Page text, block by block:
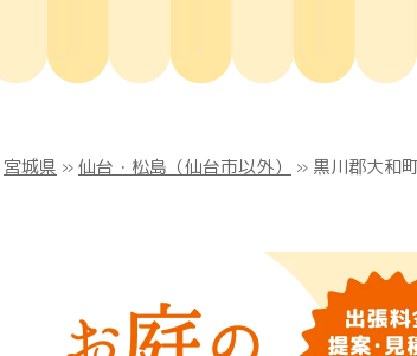
宮城県 »仙台・松島（仙台市以外） » 黒川郡大和町